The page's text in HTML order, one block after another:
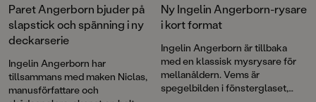
Paret Angerborn bjuder på
slapstick och spänning i ny
deckarserie
Ingelin Angerborn har
tillsammans med maken Niclas,
manusförfattare och
Ny Ingelin Angerborn-rysare
i kort format
Ingelin Angerborn är tillbaka
med en klassisk mysrysare för
mellanåldern. Vems är
spegelbilden i fönsterglaset,